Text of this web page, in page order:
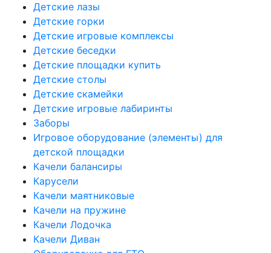
Детские лазы
Детские горки
Детские игровые комплексы
Детские беседки
Детские площадки купить
Детские столы
Детские скамейки
Детские игровые лабиринты
Заборы
Игровое оборудование (элементы) для
детской площадки
Качели балансиры
Карусели
Качели маятниковые
Качели на пружине
Качели Лодочка
Качели Диван